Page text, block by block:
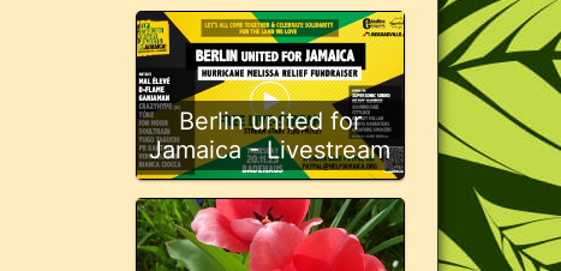
Berlin united for
Jamaica - Livestream